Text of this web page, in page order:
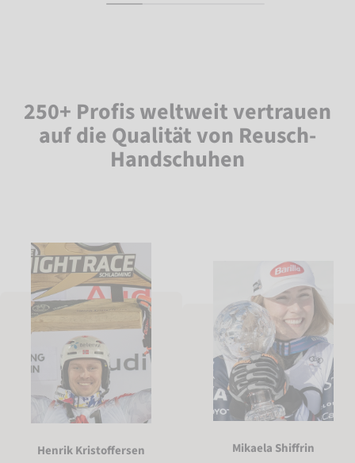
250+ Profis weltweit vertrauen
auf die Qualität von Reusch-
Handschuhen
Henrik Kristoffersen
Mikaela Shiffrin